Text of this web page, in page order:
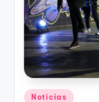
Publicado
Noticias